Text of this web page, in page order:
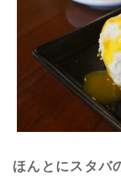
ほんとにスタバ